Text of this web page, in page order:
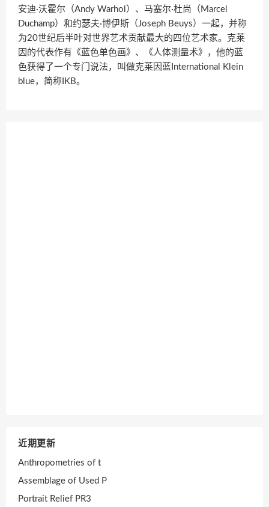
安迪·沃霍尔（Andy Warhol）、马塞尔·杜尚（Marcel
Duchamp）和约瑟夫·博伊斯（Joseph Beuys）一起，并称
为20世纪后半叶对世界艺术贡献最大的四位艺术家。克莱
因的代表作有《蓝色单色画》、《人体测量术》，他的蓝
色获得了一个专门说法，叫做克莱因蓝International Klein
blue，简称IKB。
近期更新
Anthropometries of t
Assemblage of Used P
Portrait Relief PR3